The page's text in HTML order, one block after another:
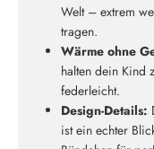
Welt – extrem
tragen.
Wärme ohne
halten dein Kind
federleicht.
Design-Details:
ist ein echter